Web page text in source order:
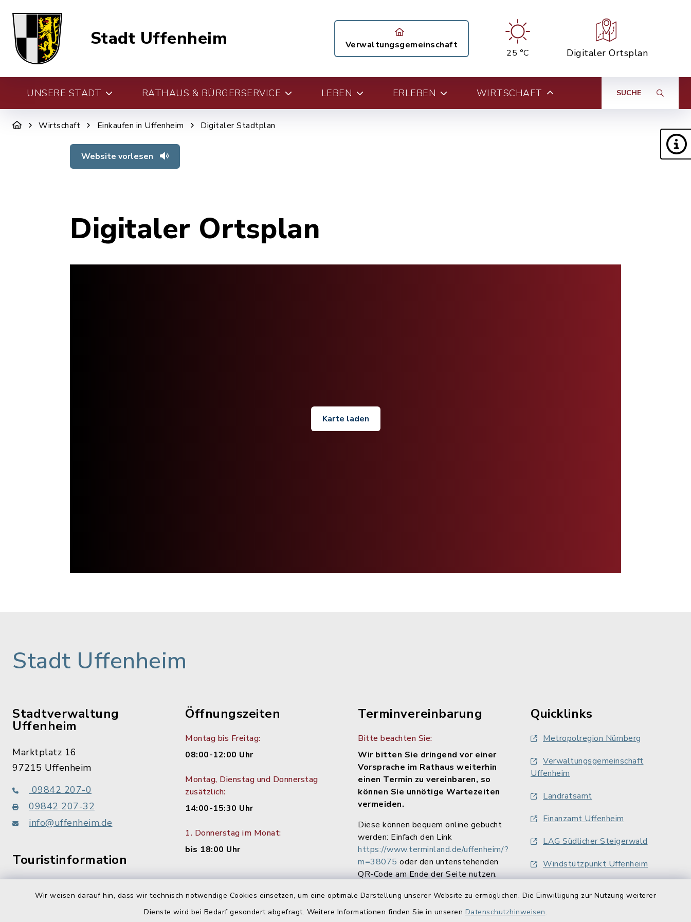
Wir weisen darauf hin, dass wir technisch notwendige Cookies einsetzen, um eine optimale Darstellung unserer Website zu ermöglichen. Die Einwilligung zur Nutzung weiterer
Dienste wird bei Bedarf gesondert abgefragt. Weitere Informationen finden Sie in unseren Datenschutzhinweisen.
Stadt Uffenheim Verwaltungsgemeinschaft
25 °C Digitaler Ortsplan
UNSERE STADT RATHAUS & BÜRGERSERVICE LEBEN ERLEBEN WIRTSCHAFT SUCHE
Wirtschaft Einkaufen in Uffenheim Digitaler Stadtplan
Website vorlesen
Digitaler Ortsplan
Karte laden
Stadt Uffenheim
Stadtverwaltung
Uffenheim
Marktplatz 16
97215 Uffenheim
09842 207-0
09842 207-32
info@uffenheim.de
Touristinformation
Öffnungszeiten
Montag bis Freitag:
08:00-12:00 Uhr
Montag, Dienstag und Donnerstag
zusätzlich:
14:00-15:30 Uhr
1. Donnerstag im Monat:
bis 18:00 Uhr
Terminvereinbarung
Bitte beachten Sie:
Wir bitten Sie dringend vor einer
Vorsprache im Rathaus weiterhin
einen Termin zu vereinbaren, so
können Sie unnötige Wartezeiten
vermeiden.
Diese können bequem online gebucht
werden: Einfach den Link
https://www.terminland.de/uffenheim/?
m=38075 oder den untenstehenden
QR-Code am Ende der Seite nutzen.
Quicklinks
Metropolregion Nürnberg
Verwaltungsgemeinschaft
Uffenheim
Landratsamt
Finanzamt Uffenheim
LAG Südlicher Steigerwald
Windstützpunkt Uffenheim